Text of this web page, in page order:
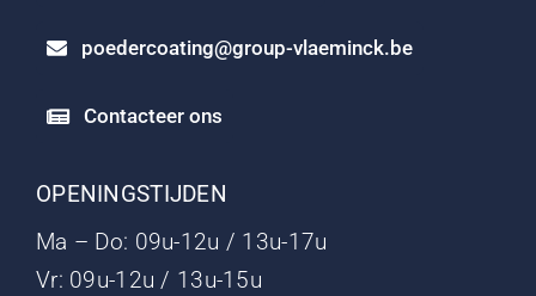
poedercoating@group-vlaeminck.be
Contacteer ons
OPENINGSTIJDEN
Ma – Do: 09u-12u / 13u-17u
Vr: 09u-12u / 13u-15u